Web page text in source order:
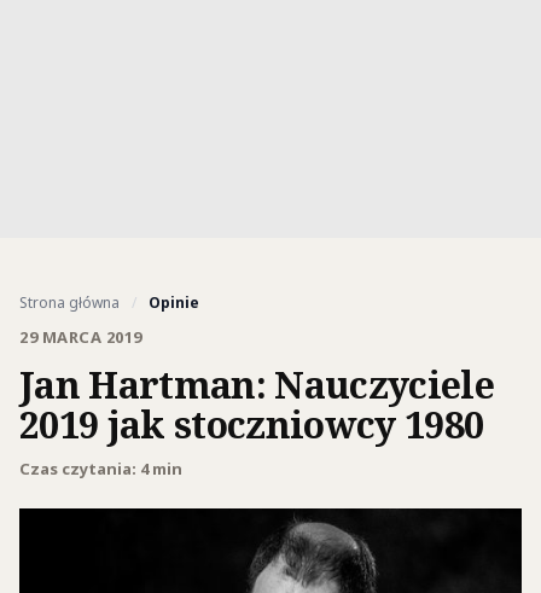
Strona główna / Opinie
29 MARCA 2019
Jan Hartman: Nauczyciele
2019 jak stoczniowcy 1980
Czas czytania: 4 min